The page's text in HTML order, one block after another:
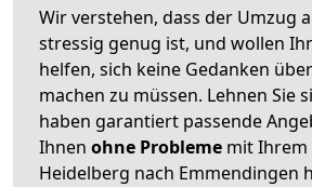
Wir verstehen, dass der Umzug
stressig genug ist, und wollen
helfen, sich keine Gedanken
machen zu müssen. Lehnen Sie
haben garantiert passende
Ihnen ohne Probleme mit Ihrem
Heidelberg nach Emmendingen